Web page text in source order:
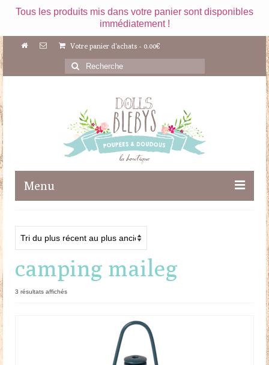
Tous les produits mis dans votre panier sont disponibles
immédiatement !
Votre panier d'achats - 0.00€
Rechercher
:
Menu
Maileg
Poupées
Doudous
camping maileg
3 résultats affichésTrié